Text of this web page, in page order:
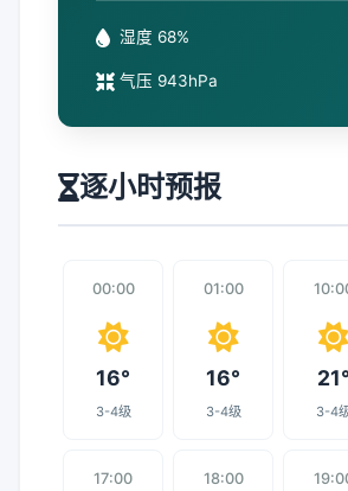
湿度 68%
气压 943hPa
逐小时预报
00:00
16°
3-4级
01:00
16°
3-4级
21°
3-4
17:00 18:00